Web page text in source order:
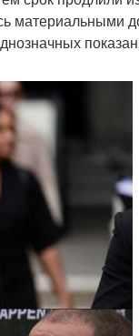
материальными